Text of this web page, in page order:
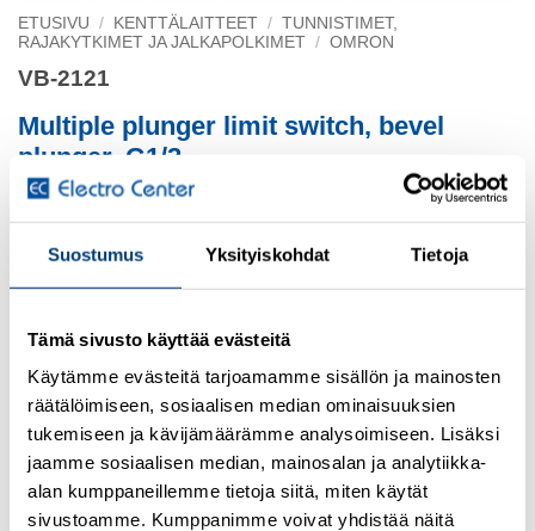
Suostumus Yksityiskohdat Tietoja
Tämä sivusto käyttää evästeitä
Käytämme evästeitä tarjoamamme sisällön ja mainosten
räätälöimiseen, sosiaalisen median ominaisuuksien
tukemiseen ja kävijämäärämme analysoimiseen. Lisäksi
jaamme sosiaalisen median, mainosalan ja analytiikka-
alan kumppaneillemme tietoja siitä, miten käytät
sivustoamme. Kumppanimme voivat yhdistää näitä
ETUSIVU / KENTTÄLAITTEET / TUNNISTIMET,
RAJAKYTKIMET JA JALKAPOLKIMET / OMRON
VB-2121
Multiple plunger limit switch, bevel
plunger, G1/2
Kirjaudu sisään nähdäksesi hinnat ja käyttääksesi
verkkokauppaa
Osastot:Omron , Uudet tuotteet